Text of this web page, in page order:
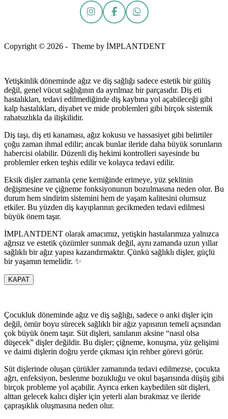
Copyright © 2026 - Theme by İMPLANTDENT
Yetişkinlik döneminde ağız ve diş sağlığı sadece estetik bir gülüş
değil, genel vücut sağlığının da ayrılmaz bir parçasıdır. Diş eti
hastalıkları, tedavi edilmediğinde diş kaybına yol açabileceği gibi
kalp hastalıkları, diyabet ve mide problemleri gibi birçok sistemik
rahatsızlıkla da ilişkilidir.
Diş taşı, diş eti kanaması, ağız kokusu ve hassasiyet gibi belirtiler
çoğu zaman ihmal edilir; ancak bunlar ileride daha büyük sorunların
habercisi olabilir. Düzenli diş hekimi kontrolleri sayesinde bu
problemler erken teşhis edilir ve kolayca tedavi edilir.
Eksik dişler zamanla çene kemiğinde erimeye, yüz şeklinin
değişmesine ve çiğneme fonksiyonunun bozulmasına neden olur. Bu
durum hem sindirim sistemini hem de yaşam kalitesini olumsuz
etkiler. Bu yüzden diş kayıplarının gecikmeden tedavi edilmesi
büyük önem taşır.
İMPLANTDENT olarak amacımız, yetişkin hastalarımıza yalnızca
ağrısız ve estetik çözümler sunmak değil, aynı zamanda uzun yıllar
sağlıklı bir ağız yapısı kazandırmaktır. Çünkü sağlıklı dişler, güçlü
bir yaşamın temelidir. ✨
KAPAT
Çocukluk döneminde ağız ve diş sağlığı, sadece o anki dişler için
değil, ömür boyu sürecek sağlıklı bir ağız yapısının temeli açısından
çok büyük önem taşır. Süt dişleri, sanılanın aksine “nasıl olsa
düşecek” dişler değildir. Bu dişler; çiğneme, konuşma, yüz gelişimi
ve daimi dişlerin doğru yerde çıkması için rehber görevi görür.
Süt dişlerinde oluşan çürükler zamanında tedavi edilmezse, çocukta
ağrı, enfeksiyon, beslenme bozukluğu ve okul başarısında düşüş gibi
birçok probleme yol açabilir. Ayrıca erken kaybedilen süt dişleri,
alttan gelecek kalıcı dişler için yeterli alan bırakmaz ve ileride
çapraşıklık oluşmasına neden olur.